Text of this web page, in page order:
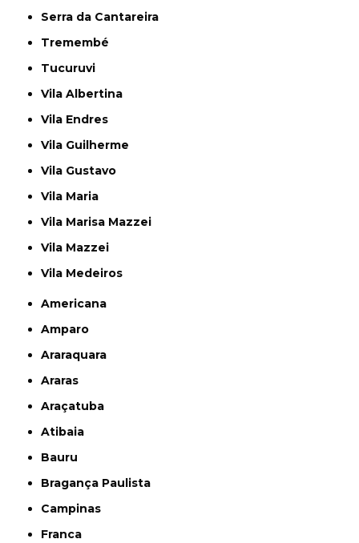
Serra da Cantareira
Tremembé
Tucuruvi
Vila Albertina
Vila Endres
Vila Guilherme
Vila Gustavo
Vila Maria
Vila Marisa Mazzei
Vila Mazzei
Vila Medeiros
Americana
Amparo
Araraquara
Araras
Araçatuba
Atibaia
Bauru
Bragança Paulista
Campinas
Franca